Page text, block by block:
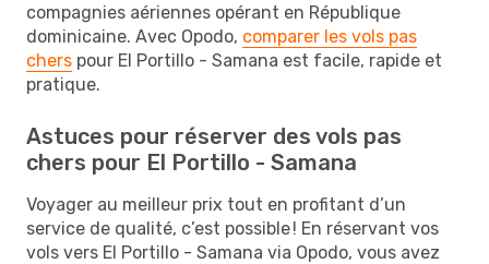
compagnies aériennes opérant en République
dominicaine. Avec Opodo, comparer les vols pas
chers pour El Portillo - Samana est facile, rapide et
pratique.
Astuces pour réserver des vols pas
chers pour El Portillo - Samana
Voyager au meilleur prix tout en profitant d’un
service de qualité, c’est possible ! En réservant vos
vols vers El Portillo - Samana via Opodo, vous avez